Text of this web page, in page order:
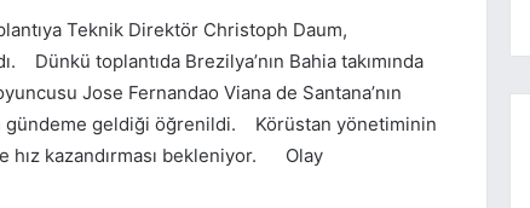
Teknik Direktör Christoph Daum,
Dünkü toplantıda Brezilya’nın Bahia takımında
Jose Fernandao Viana de Santana’nın
gündeme geldiği öğrenildi. Körüstan yönetiminin
hız kazandırması bekleniyor. Olay